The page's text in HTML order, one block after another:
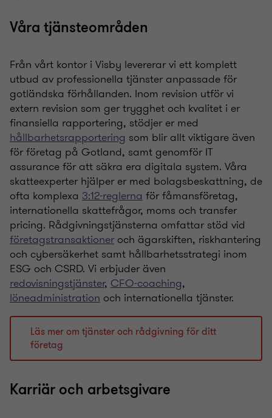
Våra tjänsteområden
Från vårt kontor i Visby levererar vi ett komplett
utbud av professionella tjänster anpassade för
gotländska förhållanden. Inom revision utför vi
extern revision som ger trygghet och kvalitet i er
finansiella rapportering, stödjer er med
hållbarhetsrapportering som blir allt viktigare även
för företag på Gotland, samt genomför IT
assurance för att säkra era digitala system. Våra
skatteexperter hjälper er med bolagsbeskattning, de
ofta komplexa 3:12-reglerna för fåmansföretag,
internationella skattefrågor, moms och transfer
pricing. Rådgivningstjänsterna omfattar stöd vid
företagstransaktioner och ägarskiften, riskhantering
och cybersäkerhet samt hållbarhetsstrategi inom
ESG och CSRD. Vi erbjuder även
redovisningstjänster, CFO-coaching,
löneadministration och internationella tjänster.
Läs mer om tjänster och rådgivning för ditt
företag
Karriär och arbetsgivare